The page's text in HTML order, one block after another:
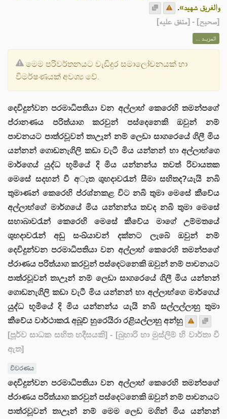
والغريق شهيد».
[صحيح] - [متفق عليه]
المزيــد ...
මෙම පරිවර්තනයට වැඩිදුර සමාලෝචනයක් හා
විමර්ෂණයක් අවශ්‍ය වේ.
දෙවිදුන්වන පරමාධිපතියා වන අල්ලාහ් කෙරෙහි තමන්පගේ
ප්රානණය පරිත්යාග කරවුන් පස්දෙනෙකි ඔවුන් නම්
පාචනයට පාත්රවූවන් තාඋෑන් නම් ලෙඩා සාගරෙයේ ගිලී මිය
යන්නන් ගොඩනැගිලි කඩා වැටී මිය යන්නන් හා අල්ලාහ්ගෙ
මාර්ගෙය් යුද්ධ භූමියේ දි මිය යන්නන්ය තවත් රිවායතක
මෙසේ සදහන් වී අැත ශුහදාවරැන් සීමා සහිතද?යැයි නබි
තුමාණන් කෙරෙහි ප්රශ්නකළ විට නබි තුමා මෙසේ කීවේය
අල්ලාහ්ගේ මාර්ගයේ මිය යන්නන්ය තවද නබි තුමා මෙසේ
සහාබාවරැන් කෙරෙහි මෙසේ කීවේය මාගේ උම්මතයේ
ශුහදාවරැන් අඩු සංඛ්යාවන් දක්නට ලැබේ ඔවුන් නම්
දෙවිදුන්වන පරමාධිපතියා වන අල්ලාහ් කෙරෙහි තමන්පගේ
ප්රාණය පරිත්යාග කරවුන් පස්දෙටනෙකි ඔවුන් නම් පාචනයට
පාත්රවූවන් තාඋෑන් නම් ලෙඩා සාගරෙයේ ගිලී මිය යන්නන්
ගොඩනැගිලි කඩා වැටී මිය යන්නන් හා අල්ලාහ්ගෙ මාර්ගෙය්
යුද්ධ භූමියේ දි මිය යන්නන්ය යැයි නබි සල්ලල්ලාහු තුමා
කීවේය වාර්ථාකරැ අබූව් හුරෙයිරා රළියල්ලාහු අන්හු
[පූර්ව සාධක සහිත හදීසයකි] - [බුහාරි හා මුස්ලිම් හි වාර්තා වී
ඇත]
විවරණය
දෙවිදුන්වන පරමාධිපතියා වන අල්ලාහ් කෙරෙහි තමන්පගේ
ප්රාණය පරිත්යාග කරවුන් පස්දෙටනෙකි ඔවුන් නම් පාචනයට
පාත්රවූවන් තාඋෑන් නම් මෙම ලෙඩ මගින් මිය යන්නන්